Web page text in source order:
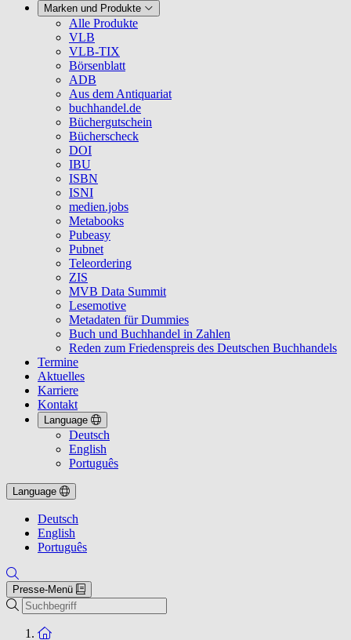
Marken und Produkte
Alle Produkte
VLB
VLB-TIX
Börsenblatt
ADB
Aus dem Antiquariat
buchhandel.de
Büchergutschein
Bücherscheck
DOI
IBU
ISBN
ISNI
medien.jobs
Metabooks
Pubeasy
Pubnet
Teleordering
ZIS
MVB Data Summit
Lesemotive
Metadaten für Dummies
Buch und Buchhandel in Zahlen
Reden zum Friedenspreis des Deutschen Buchhandels
Termine
Aktuelles
Karriere
Kontakt
Language
Deutsch
English
Português
Language
Deutsch
English
Português
Presse-Menü
Suche
Zur Startseite